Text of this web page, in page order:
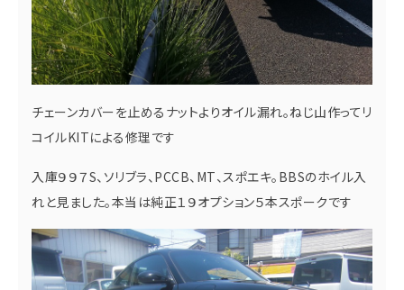
チェーンカバーを止めるナットよりオイル漏れ。ねじ山作ってリ
コイルKITによる修理です
入庫９９７S、ソリブラ、PCCB、MT、スポエキ。BBSのホイル入
れと見ました。本当は純正１９オプション５本スポークです